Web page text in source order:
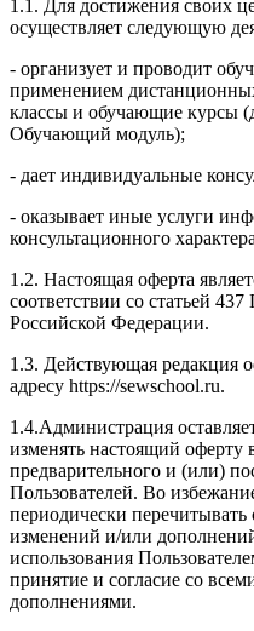
1.1. Для достижения своих
осуществляет следующую
- организует и проводит
применением
классы и обучающие курсы
Обучающий модуль);
- дает индивидуальные
- оказывает иные услуги
консультационного
1.2. Настоящая оферта
соответствии со статьей 437
Российской Федерации.
1.3. Действующая редакция
адресу https://sewschool.ru.
1.4.Администрация
изменять настоящий оферту
предварительного и (или)
Пользователей. Во
периодически перечитывать
изменений и/или
использования
принятие и согласие со
дополнениями.